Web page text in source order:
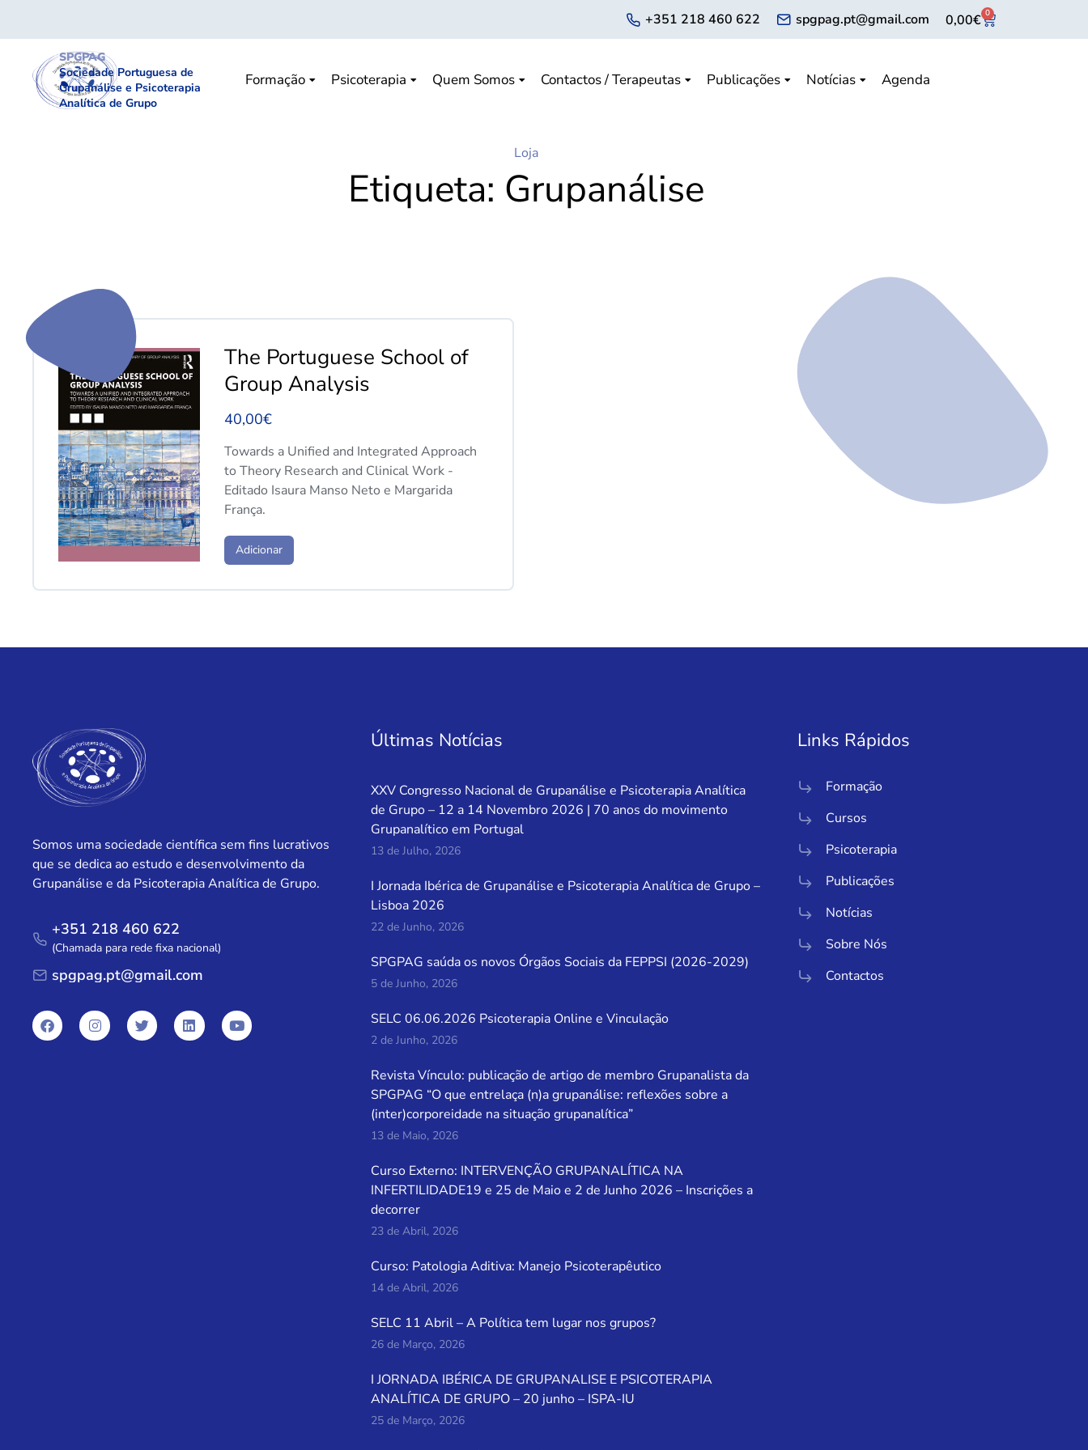
+351 218 460 622 spgpag.pt@gmail.com 0,00€ 0
SPGPAG
Sociedade Portuguesa de
Grupanálise e Psicoterapia
Analítica de Grupo
Formação Psicoterapia Quem Somos Contactos / Terapeutas Publicações Notícias Agenda
Loja
Etiqueta: Grupanálise
The Portuguese School of
Group Analysis
40,00€
Towards a Unified and Integrated Approach
to Theory Research and Clinical Work -
Editado Isaura Manso Neto e Margarida
França.
Adicionar
Somos uma sociedade científica sem fins lucrativos
que se dedica ao estudo e desenvolvimento da
Grupanálise e da Psicoterapia Analítica de Grupo.
+351 218 460 622
(Chamada para rede fixa nacional)
spgpag.pt@gmail.com
Últimas Notícias
XXV Congresso Nacional de Grupanálise e Psicoterapia Analítica
de Grupo – 12 a 14 Novembro 2026 | 70 anos do movimento
Grupanalítico em Portugal
13 de Julho, 2026
I Jornada Ibérica de Grupanálise e Psicoterapia Analítica de Grupo –
Lisboa 2026
22 de Junho, 2026
SPGPAG saúda os novos Órgãos Sociais da FEPPSI (2026-2029)
5 de Junho, 2026
SELC 06.06.2026 Psicoterapia Online e Vinculação
2 de Junho, 2026
Revista Vínculo: publicação de artigo de membro Grupanalista da
SPGPAG “O que entrelaça (n)a grupanálise: reflexões sobre a
(inter)corporeidade na situação grupanalítica”
13 de Maio, 2026
Curso Externo: INTERVENÇÃO GRUPANALÍTICA NA
INFERTILIDADE19 e 25 de Maio e 2 de Junho 2026 – Inscrições a
decorrer
23 de Abril, 2026
Curso: Patologia Aditiva: Manejo Psicoterapêutico
14 de Abril, 2026
SELC 11 Abril – A Política tem lugar nos grupos?
26 de Março, 2026
I JORNADA IBÉRICA DE GRUPANALISE E PSICOTERAPIA
ANALÍTICA DE GRUPO – 20 junho – ISPA-IU
25 de Março, 2026
Links Rápidos
Formação
Cursos
Psicoterapia
Publicações
Notícias
Sobre Nós
Contactos